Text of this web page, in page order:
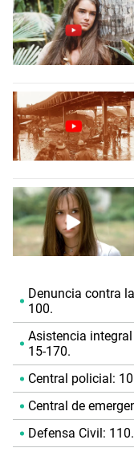
Denuncia contra
100.
Asistencia
15-170.
Central policial:
Central de
Defensa Civil: 110.